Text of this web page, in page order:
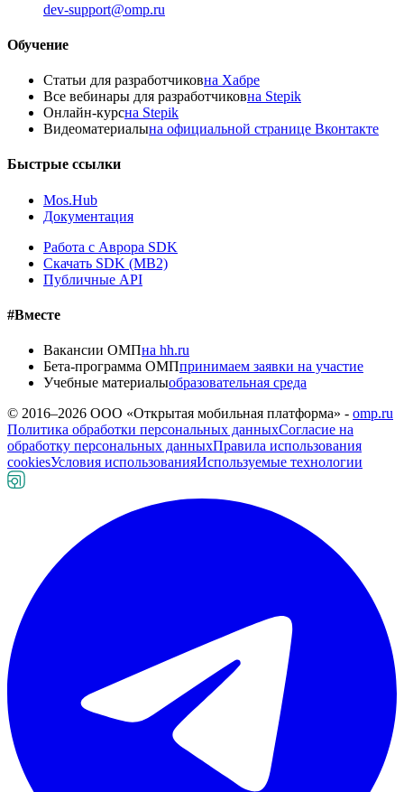
dev-support@omp.ru
Обучение
Статьи для разработчиковна Хабре
Все вебинары для разработчиковна Stepik
Онлайн-курсна Stepik
Видеоматериалына официальной странице Вконтакте
Быстрые ссылки
Mos.Hub
Документация
Работа с Аврора SDK
Скачать SDK (MB2)
Публичные API
#Вместе
Вакансии ОМПна hh.ru
Бета-программа ОМПпринимаем заявки на участие
Учебные материалыобразовательная среда
© 2016–2026 ООО «Открытая мобильная платформа» - omp.ru
Политика обработки персональных данныхСогласие на
обработку персональных данныхПравила использования
cookiesУсловия использованияИспользуемые технологии